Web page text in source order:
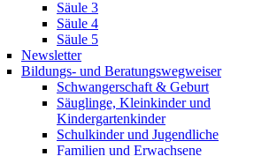
Säule 3
Säule 4
Säule 5
Newsletter
Bildungs- und Beratungswegweiser
Schwangerschaft & Geburt
Säuglinge, Kleinkinder und
Kindergartenkinder
Schulkinder und Jugendliche
Familien und Erwachsene